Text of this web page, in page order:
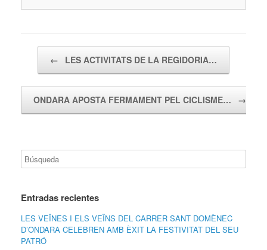
← LES ACTIVITATS DE LA REGIDORIA…
ONDARA APOSTA FERMAMENT PEL CICLISME… →
Entradas recientes
LES VEÏNES I ELS VEÏNS DEL CARRER SANT DOMÈNEC
D’ONDARA CELEBREN AMB ÈXIT LA FESTIVITAT DEL SEU
PATRÓ